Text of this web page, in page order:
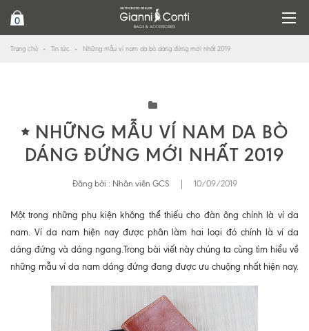
0
Trang chủ Tin tức Những mẫu ví nam da bò dáng đứng mới nhất 2019
NHỮNG MẪU VÍ NAM DA BÒ
DÁNG ĐỨNG MỚI NHẤT 2019
Đăng bởi : Nhân viên GCS 10/09/2019
Một trong những phụ kiện không thể thiếu cho đàn ông chính là ví da
nam. Ví da nam hiện nay được phân làm hai loại đó chính là ví da
dáng đứng và dáng ngang.Trong bài viết này chúng ta cùng tìm hiểu về
những mẫu ví da nam dáng đứng đang được ưu chuộng nhất hiện nay.